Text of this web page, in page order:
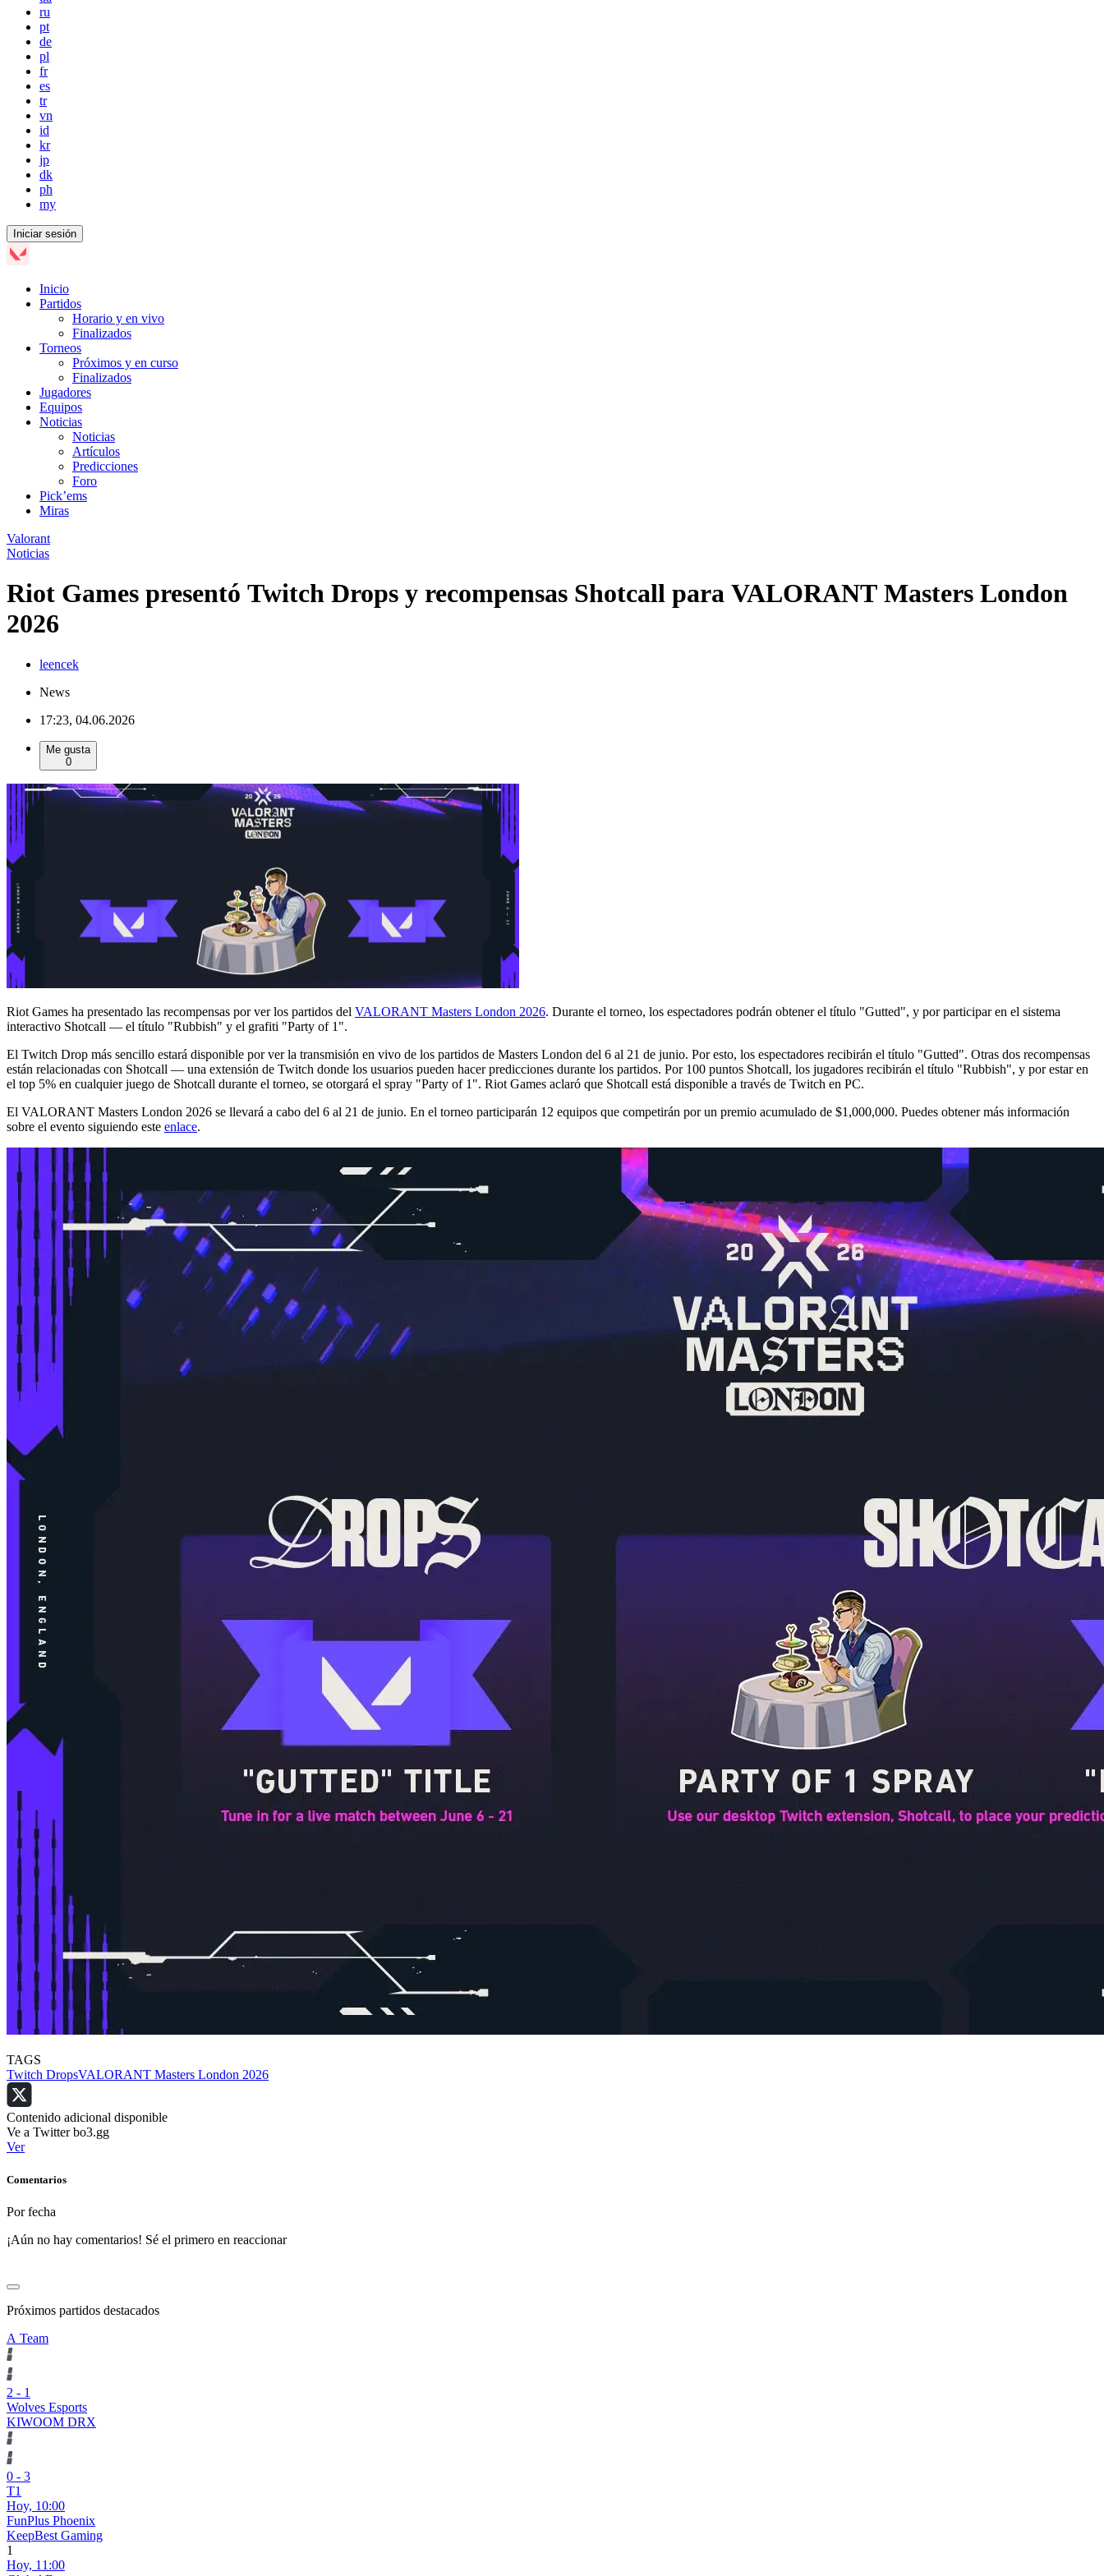
ru
pt
de
pl
fr
es
tr
vn
id
kr
jp
dk
ph
my
Iniciar sesión
Inicio
Partidos
Horario y en vivo
Finalizados
Torneos
Próximos y en curso
Finalizados
Jugadores
Equipos
Noticias
Noticias
Artículos
Predicciones
Foro
Pick’ems
Miras
Valorant
Noticias
Riot Games presentó Twitch Drops y recompensas Shotcall para VALORANT Masters London
2026
leencek
News
17:23, 04.06.2026
Me gusta
0
Riot Games ha presentado las recompensas por ver los partidos del VALORANT Masters London 2026. Durante el torneo, los espectadores podrán obtener el título "Gutted", y por participar en el sistema
interactivo Shotcall — el título "Rubbish" y el grafiti "Party of 1".
El Twitch Drop más sencillo estará disponible por ver la transmisión en vivo de los partidos de Masters London del 6 al 21 de junio. Por esto, los espectadores recibirán el título "Gutted". Otras dos recompensas
están relacionadas con Shotcall — una extensión de Twitch donde los usuarios pueden hacer predicciones durante los partidos. Por 100 puntos Shotcall, los jugadores recibirán el título "Rubbish", y por estar en
el top 5% en cualquier juego de Shotcall durante el torneo, se otorgará el spray "Party of 1". Riot Games aclaró que Shotcall está disponible a través de Twitch en PC.
El VALORANT Masters London 2026 se llevará a cabo del 6 al 21 de junio. En el torneo participarán 12 equipos que competirán por un premio acumulado de $1,000,000. Puedes obtener más información
sobre el evento siguiendo este enlace.
TAGS
Twitch DropsVALORANT Masters London 2026
Contenido adicional disponible
Ve a Twitter bo3.gg
Ver
Comentarios
Por fecha
¡Aún no hay comentarios! Sé el primero en reaccionar
Próximos partidos destacados
A Team
2 - 1
Wolves Esports
KIWOOM DRX
0 - 3
T1
Hoy, 10:00
FunPlus Phoenix
KeepBest Gaming
1
Hoy, 11:00